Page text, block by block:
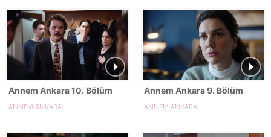
Annem Ankara 10. Bölüm
ANNEM ANKARA
Annem Ankara 9. Bölüm
ANNEM ANKARA